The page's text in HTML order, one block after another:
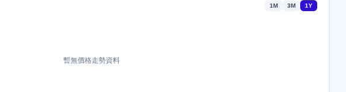
1M 3M 1Y
暫無價格走勢資料